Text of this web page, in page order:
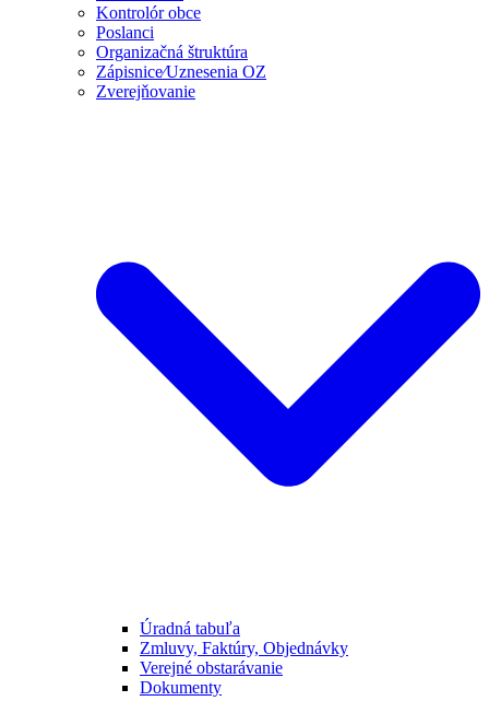
Kontrolór obce
Poslanci
Organizačná štruktúra
Zápisnice⁄Uznesenia OZ
Zverejňovanie
Úradná tabuľa
Zmluvy, Faktúry, Objednávky
Verejné obstarávanie
Dokumenty